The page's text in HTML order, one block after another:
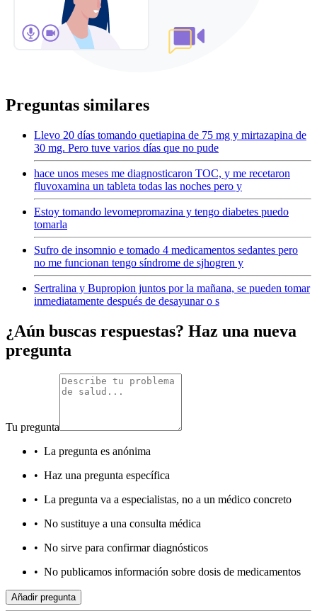
Preguntas similares
Llevo 20 días tomando quetiapina de 75 mg y mirtazapina de
30 mg. Pero tuve varios días que no pude
hace unos meses me diagnosticaron TOC, y me recetaron
fluvoxamina un tableta todas las noches pero y
Estoy tomando levomepromazina y tengo diabetes puedo
tomarla
Sufro de insomnio e tomado 4 medicamentos sedantes pero
no me funcionan tengo síndrome de sjhogren y
Sertralina y Bupropion juntos por la mañana, se pueden tomar
inmediatamente después de desayunar o s
¿Aún buscas respuestas? Haz una nueva
pregunta
Tu pregunta
• La pregunta es anónima
• Haz una pregunta específica
• La pregunta va a especialistas, no a un médico concreto
• No sustituye a una consulta médica
• No sirve para confirmar diagnósticos
• No publicamos información sobre dosis de medicamentos
Añadir pregunta